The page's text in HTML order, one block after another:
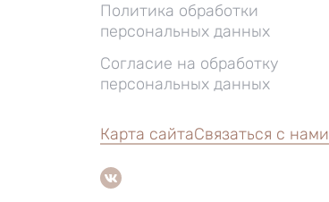
Политика обработки
персональных данных
Согласие на обработку
персональных данных
Карта сайтаСвязаться с нами